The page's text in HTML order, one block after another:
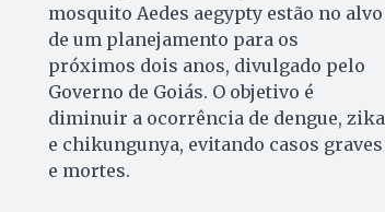
mosquito Aedes aegypty estão no alvo
de um planejamento para os
próximos dois anos, divulgado pelo
Governo de Goiás. O objetivo é
diminuir a ocorrência de dengue, zika
e chikungunya, evitando casos graves
e mortes.